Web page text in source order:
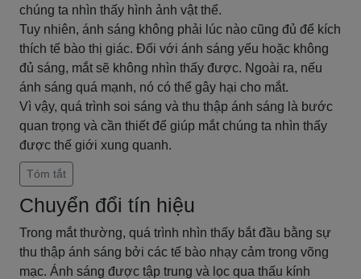
chúng ta nhìn thấy hình ảnh vật thể.
Tuy nhiên, ánh sáng không phải lúc nào cũng đủ để kích
thích tế bào thị giác. Đối với ánh sáng yếu hoặc không
đủ sáng, mắt sẽ không nhìn thấy được. Ngoài ra, nếu
ánh sáng quá mạnh, nó có thể gây hại cho mắt.
Vì vậy, quá trình soi sáng và thu thập ánh sáng là bước
quan trọng và cần thiết để giúp mắt chúng ta nhìn thấy
được thế giới xung quanh.
Tóm tắt
Chuyển đổi tín hiệu
Trong mắt thường, quá trình nhìn thấy bắt đầu bằng sự
thu thập ánh sáng bởi các tế bào nhạy cảm trong võng
mạc. Ánh sáng được tập trung và lọc qua thấu kính